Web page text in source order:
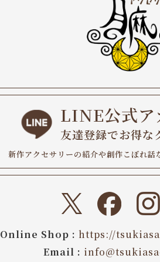
LINE公式ア
友達登録でお得な
新作アクセサリーの紹介や創作こぼれ話
Online Shop : https://
Email :